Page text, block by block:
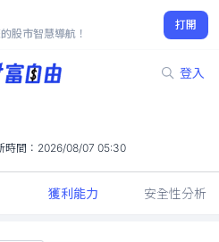
股市智慧導航！
打開
登入
-0.31%
時間： 2026/08/07 05:30
獲利能力 安全性分析